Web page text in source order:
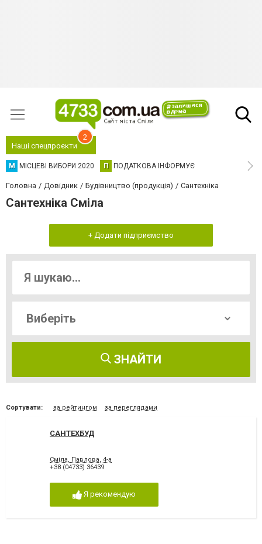
Наші спецпроєкти
2
М МІСЦЕВІ ВИБОРИ 2020 П ПОДАТКОВА ІНФОРМУЄ
Головна Довідник Будівництво (продукція) Сантехніка
Сантехніка Сміла
+ Додати підприємство
ЗНАЙТИ
Сортувати: за рейтингом за переглядами
САНТЕХБУД
Сміла, Павлова, 4-а
+38 (04733) 36439
Я рекомендую